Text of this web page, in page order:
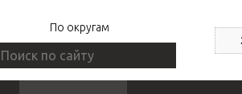
По округам